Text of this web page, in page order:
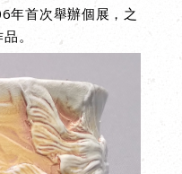
年首次舉辦個展，之
。